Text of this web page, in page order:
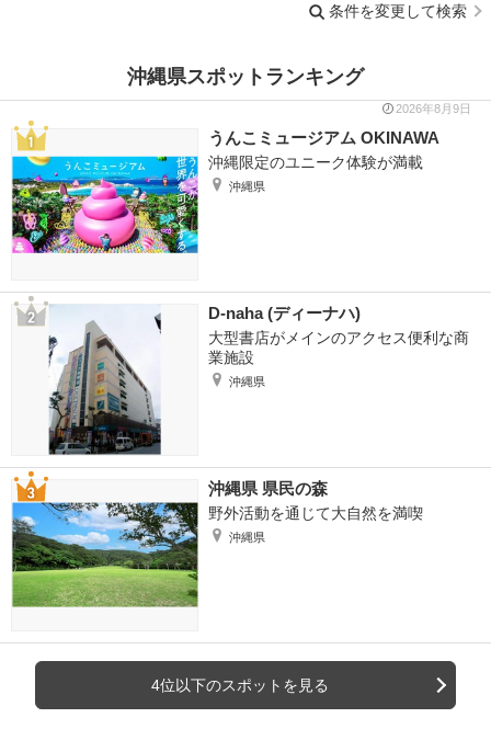
条件を変更して検索
沖縄県スポットランキング
2026年8月9日
うんこミュージアム OKINAWA
沖縄限定のユニーク体験が満載
沖縄県
D-naha (ディーナハ)
大型書店がメインのアクセス便利な商
業施設
沖縄県
沖縄県 県民の森
野外活動を通じて大自然を満喫
沖縄県
4位以下のスポットを見る